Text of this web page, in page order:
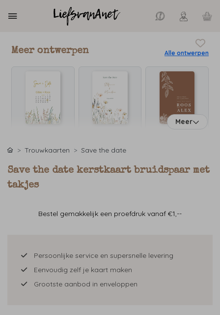
Meer ontwerpen Alle ontwerpen
Meer
Trouwkaarten Save the date
Save the date kerstkaart bruidspaar met
takjes
Bestel gemakkelijk een proefdruk vanaf €1,--
Persoonlijke service en supersnelle levering
Eenvoudig zelf je kaart maken
Grootste aanbod in enveloppen